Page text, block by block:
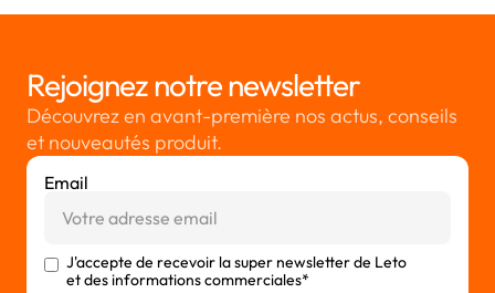
Rejoignez notre newsletter
Découvrez en avant-première nos actus, conseils
et nouveautés produit.
Email
J'accepte de recevoir la super newsletter de Leto
et des informations commerciales*